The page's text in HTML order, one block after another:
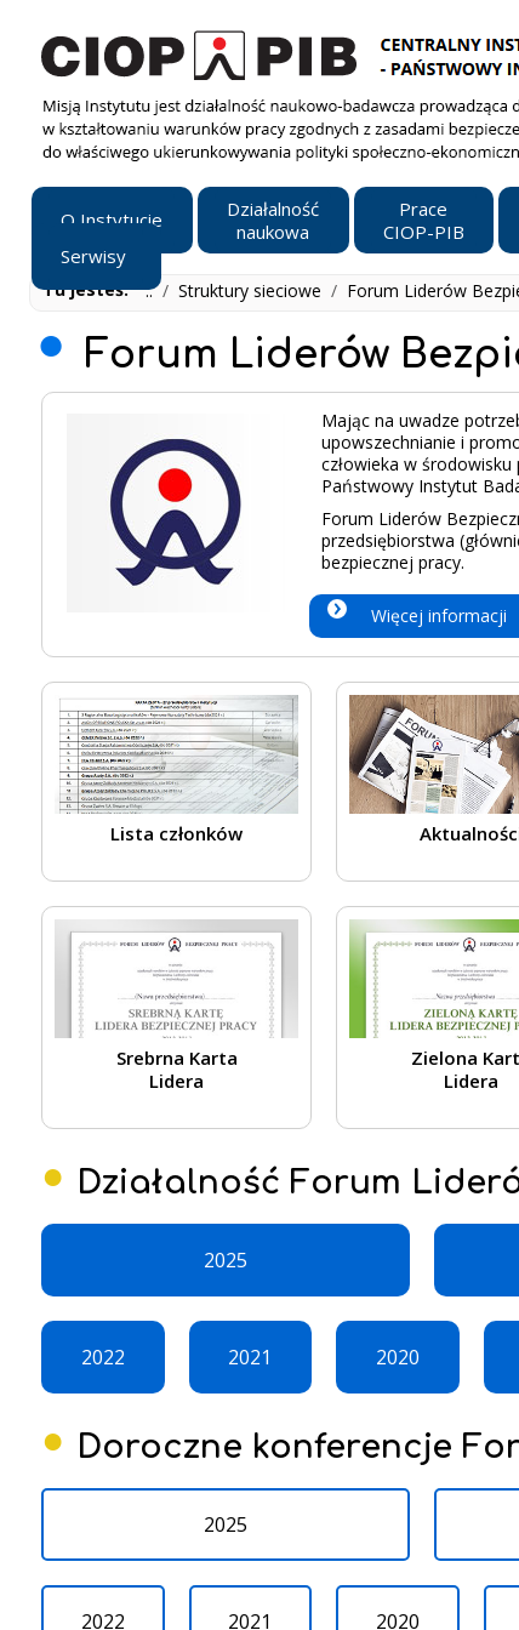
O Instytucie
Działalność
naukowa
Prace
CIOP-PIB
Serwisy
Tu jesteś: ../ Struktury sieciowe / Forum Liderów
Forum Liderów
Mając na uwadze
upowszechnianie i
człowieka w
Państwowy Instytut
Forum Liderów
przedsiębiorstwa
bezpiecznej pracy.
Więcej informacji
Lista członków
Srebrna Karta
Lidera
Zielona
Lidera
Działalność Forum
2025
2022 2021 2020
Doroczne konferencje
2025
2022 2021 2020